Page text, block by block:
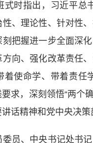
指出，习近平总
、理论性、针对性
把握进一步全面深
向、强化改革责任
着使命学、带着责任
求，深刻领悟“两个
话精神和党中央决
、中央书记处书记